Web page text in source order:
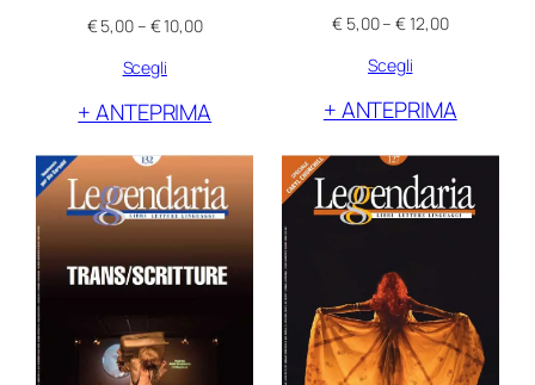
€5,00– €10,00Fascia
€ 5,00
€ 10,00
Scegli
+ ANTEPRIMA
€5,00– €12,00Fascia
€ 5,00
€ 12,00
Scegli
+ ANTEPRIMA